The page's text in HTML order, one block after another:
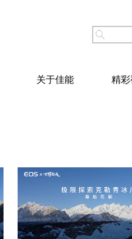
关于佳能 精